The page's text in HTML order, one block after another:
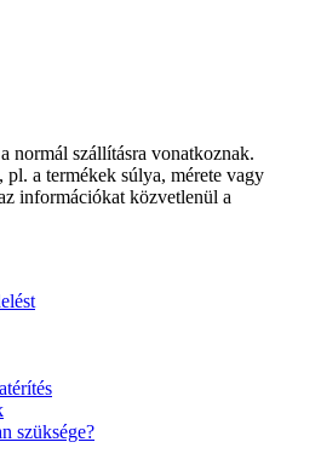
normál szállításra vonatkoznak.
a termékek súlya, mérete vagy
információkat közvetlenül a
szüksége?